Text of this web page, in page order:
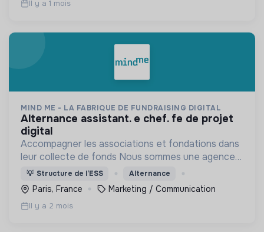
Il y a 1 mois
MIND ME - LA FABRIQUE DE FUNDRAISING DIGITAL
alternance assistant. e chef. fe de projet
digital
Accompagner les associations et fondations dans
leur collecte de fonds Nous sommes une agence
de fundraising digital. Nous concevons des
campagnes donor-centric pour déclencher
l’engagement et le don.
💡 Structure de l’ESS Alternance
Paris, France Marketing / Communication
Il y a 2 mois